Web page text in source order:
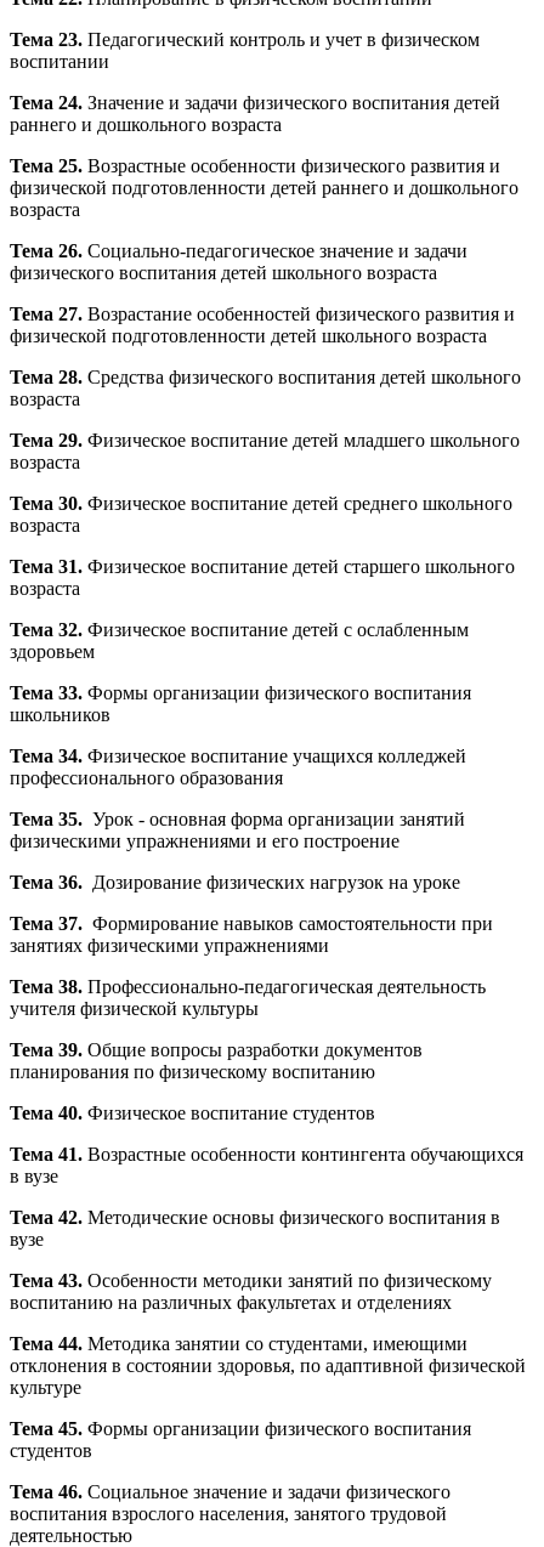
Тема 23. Педагогический контроль и учет в физическом
воспитании
Тема 24. Значение и задачи физического воспитания детей
раннего и дошкольного возраста
Тема 25. Возрастные особенности физического развития и
физической подготовленности детей раннего и дошкольного
возраста
Тема 26. Социально-педагогическое значение и задачи
физического воспитания детей школьного возраста
Тема 27. Возрастание особенностей физического развития и
физической подготовленности детей школьного возраста
Тема 28. Средства физического воспитания детей школьного
возраста
Тема 29. Физическое воспитание детей младшего школьного
возраста
Тема 30. Физическое воспитание детей среднего школьного
возраста
Тема 31. Физическое воспитание детей старшего школьного
возраста
Тема 32. Физическое воспитание детей с ослабленным
здоровьем
Тема 33. Формы организации физического воспитания
школьников
Тема 34. Физическое воспитание учащихся колледжей
профессионального образования
Тема 35. Урок - основная форма организации занятий
физическими упражнениями и его построение
Тема 36. Дозирование физических нагрузок на уроке
Тема 37. Формирование навыков самостоятельности при
занятиях физическими упражнениями
Тема 38. Профессионально-педагогическая деятельность
учителя физической культуры
Тема 39. Общие вопросы разработки документов
планирования по физическому воспитанию
Тема 40. Физическое воспитание студентов
Тема 41. Возрастные особенности контингента обучающихся
в вузе
Тема 42. Методические основы физического воспитания в
вузе
Тема 43. Особенности методики занятий по физическому
воспитанию на различных факультетах и отделениях
Тема 44. Методика занятии со студентами, имеющими
отклонения в состоянии здоровья, по адаптивной физической
культуре
Тема 45. Формы организации физического воспитания
студентов
Тема 46. Социальное значение и задачи физического
воспитания взрослого населения, занятого трудовой
деятельностью